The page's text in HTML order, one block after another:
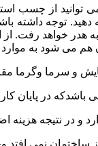
توانید از چسب
دهید. توجه داشته
به هدر خواهد
هم می شود به